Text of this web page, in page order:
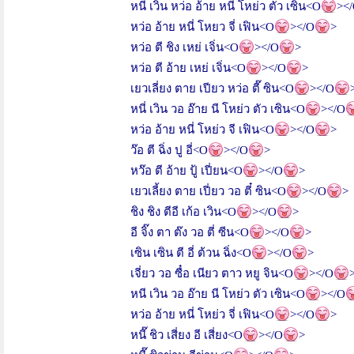
หนี่ เวิน หว่อ อ้าย หนี่ โหย่ว ตัว เซิน<O
หว่อ อ้าย หนี่ โหยว จี่ เฟิน<O ></O
>
หว่อ ตี ชิง เหย่ เจิ่น<O ></O
>
หว่อ ตี อ้าย เหย่ เจิ่น<O ></O
>
เยวเลี่ยง ตาย เปียว หว่อ ตี๊ ซิน<O ></O
หนี่ เวิน วอ อ๊าย นี โหย่ว ตัว เซิน<O ></O
หว่อ อ้าย หนี่ โหย่ว จี เฟิน<O ></O
>
ว๊อ ตี ฉิ่ง ปู อี่<O ></O
>
หว๊อ ตี อ้าย ปู้ เปี่ยน<O ></O
>
เยวเลี้ยง ตาย เปี่ยว วอ ตี๋ ซิน<O ></O
>
ชิง ชิง ตีอี เก้อ เวิน<O ></O
>
อี จิ๊ง ตา ต๊ง วอ ตี่ ซีน<O ></O
>
เซิน เซิน ตี อี่ ต้วน ฉิ่ง<O ></O
>
เจี่ยว วอ ซื๋อ เนียว ตาว หยู จิน<O ></O
หนี เวิน วอ อ๊าย นี โหย่ว ตัว เซิน<O ></O
หว่อ อ้าย หนี่ โหย่ว จี่ เฟิน<O ></O
>
หนี๊ ชิว เสี่ยง อี เสี่ยง<O ></O
>